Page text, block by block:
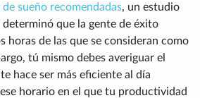
de sueño recomendadas, un estudio
determinó que la gente de éxito
horas de las que se consideran como
tú mismo debes averiguar el
hace ser más eficiente al día
horario en el que tu productividad